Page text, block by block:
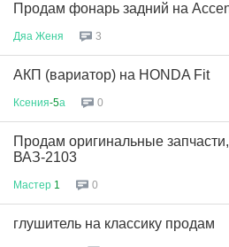
Продам фонарь задний на
Дяа Женя 3
АКП (вариатор) на HONDA Fit
Ксения-5а 0
Продам оригинальные
ВАЗ-2103
Мастер 1 0
глушитель на классику продам